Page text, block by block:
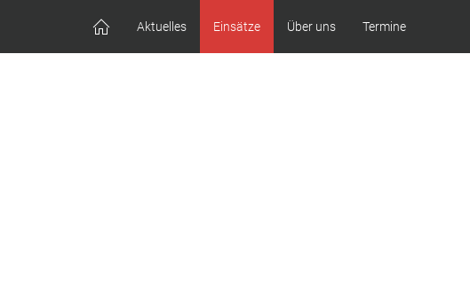
Aktuelles Einsätze Über uns Termine